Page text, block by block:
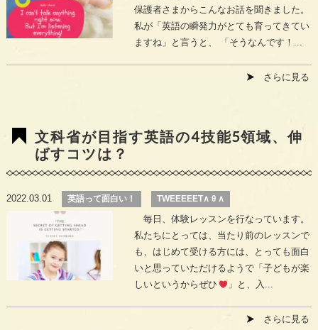
保護者さまからこんなお話を聞きました。
私が「英語の瞬発力がとても育ってきてい
ますね」と言うと、 「そうなんです！...
さらに見る
文科省が目指す英語の4技能5領域、伸
ばすコツは？
2022.03.01 英語って面白い！ TWEEEEET∧ θ ∧
毎日、体験レッスンを行なっています。
私たちにとっては、当たり前のレッスンで
も、はじめて受ける方には、とっても面白
いと思っていただけるようで「子どもが楽
しいというからぜひ
」と、入...
さらに見る